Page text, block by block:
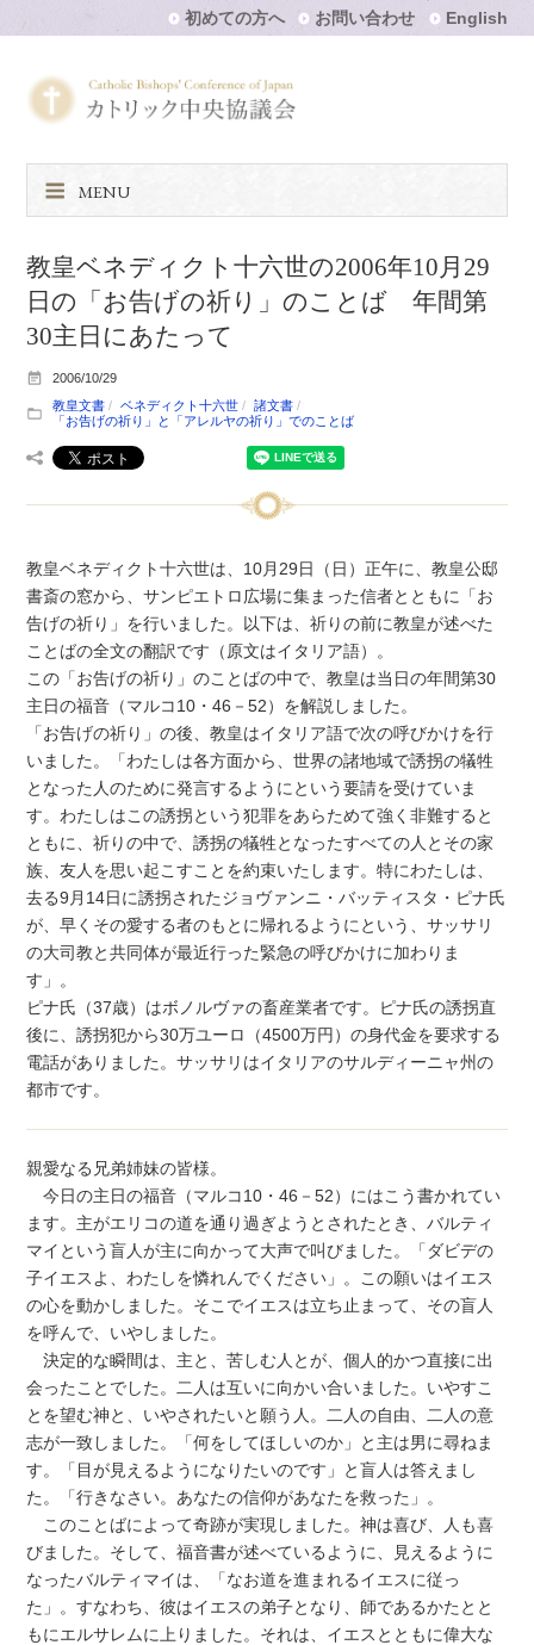
初めての方へ お問い合わせ English
MENU
教皇ベネディクト十六世の2006年10月29
日の「お告げの祈り」のことば 年間第
30主日にあたって
2006/10/29
教皇文書
ベネディクト十六世
諸文書
「お告げの祈り」と「アレルヤの祈り」でのことば
教皇ベネディクト十六世は、10月29日（日）正午に、教皇公邸
書斎の窓から、サンピエトロ広場に集まった信者とともに「お
告げの祈り」を行いました。以下は、祈りの前に教皇が述べた
ことばの全文の翻訳です（原文はイタリア語）。
この「お告げの祈り」のことばの中で、教皇は当日の年間第30
主日の福音（マルコ10・46－52）を解説しました。
「お告げの祈り」の後、教皇はイタリア語で次の呼びかけを行
いました。「わたしは各方面から、世界の諸地域で誘拐の犠牲
となった人のために発言するようにという要請を受けていま
す。わたしはこの誘拐という犯罪をあらためて強く非難すると
ともに、祈りの中で、誘拐の犠牲となったすべての人とその家
族、友人を思い起こすことを約束いたします。特にわたしは、
去る9月14日に誘拐されたジョヴァンニ・バッティスタ・ピナ氏
が、早くその愛する者のもとに帰れるようにという、サッサリ
の大司教と共同体が最近行った緊急の呼びかけに加わりま
す」。
ピナ氏（37歳）はボノルヴァの畜産業者です。ピナ氏の誘拐直
後に、誘拐犯から30万ユーロ（4500万円）の身代金を要求する
電話がありました。サッサリはイタリアのサルディーニャ州の
都市です。
親愛なる兄弟姉妹の皆様。
今日の主日の福音（マルコ10・46－52）にはこう書かれてい
ます。主がエリコの道を通り過ぎようとされたとき、バルティ
マイという盲人が主に向かって大声で叫びました。「ダビデの
子イエスよ、わたしを憐れんでください」。この願いはイエス
の心を動かしました。そこでイエスは立ち止まって、その盲人
を呼んで、いやしました。
決定的な瞬間は、主と、苦しむ人とが、個人的かつ直接に出
会ったことでした。二人は互いに向かい合いました。いやすこ
とを望む神と、いやされたいと願う人。二人の自由、二人の意
志が一致しました。「何をしてほしいのか」と主は男に尋ねま
す。「目が見えるようになりたいのです」と盲人は答えまし
た。「行きなさい。あなたの信仰があなたを救った」。
このことばによって奇跡が実現しました。神は喜び、人も喜
びました。そして、福音書が述べているように、見えるように
なったバルティマイは、「なお道を進まれるイエスに従っ
た」。すなわち、彼はイエスの弟子となり、師であるかたとと
もにエルサレムに上りました。それは、イエスとともに偉大な